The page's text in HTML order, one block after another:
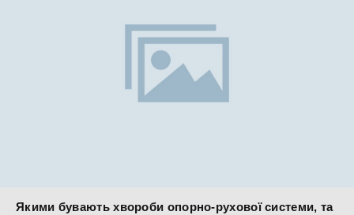
Якими бувають хвороби опорно-рухової системи, та